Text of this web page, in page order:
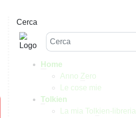
Cerca
H ome
Anno Zero
Le cose mie
Tolkien
La mia Tol kien-libreria